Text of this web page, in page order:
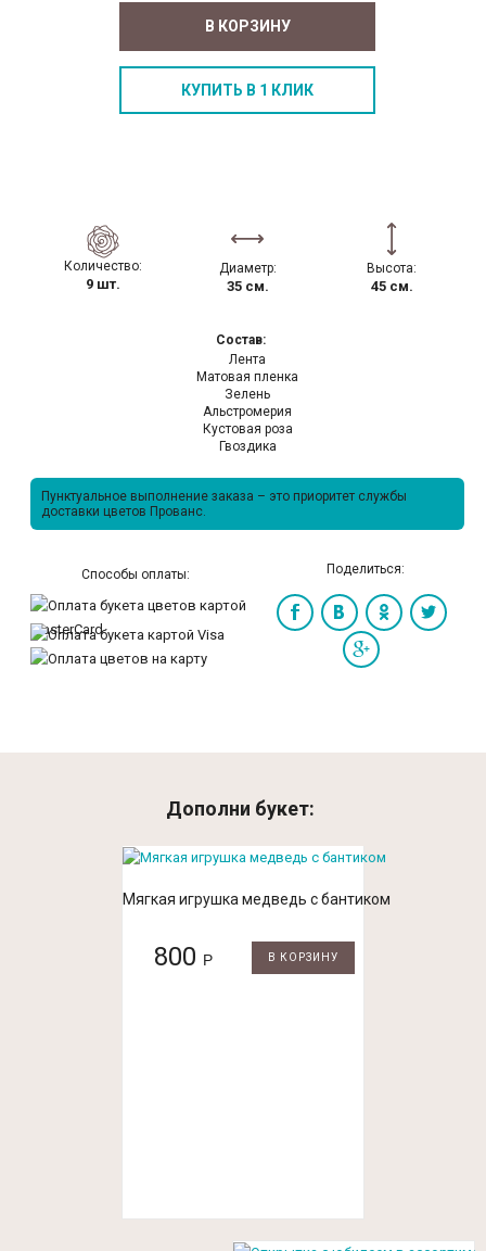
В КОРЗИНУ
КУПИТЬ В 1 КЛИК
Количество:
9 шт.
Диаметр:
35 см.
Высота:
45 см.
Состав:
Лента
Матовая пленка
Зелень
Альстромерия
Кустовая роза
Гвоздика
Пунктуальное выполнение заказа – это приоритет службы
доставки цветов Прованс.
Способы оплаты: Поделиться:
Дополни букет:
Мягкая игрушка медведь с бантиком
800 Р В КОРЗИНУ